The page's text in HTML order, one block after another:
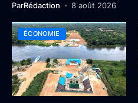
ParRédaction 8 août 2026
ÉCONOMIE